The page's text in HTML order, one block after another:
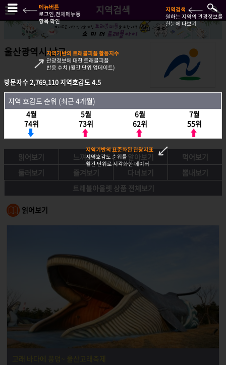
지역검색
울산광역시 남구
방문자수2,769,110지역호감도4.5
지역호감도 순위 (최근 4개월)
4월
74위
5월
73위
6월
62위
7월
55위
읽어보기 느껴보기 알아보기
먹어보기
둘러보기
즐겨보기 다녀보기
뽐내보기
트래블아울렛 상품 전체보기
읽어보기
고래 바다에 풍덩~ 울산고래축제
방문자수2,769,110지역호감도4.5
지역 호감도 순위 (최근 4개월)
4월
74위
5월
73위
6월
62위
7월
55위
메뉴버튼
로그인,전체메뉴등
항목 확인
지역검색
원하는 지역의 관광정보를
한눈에 다보기
지역기반의 트래블피플 활동지수
관광정보에 대한 트래블피플
반응 수치 (월간 단위 업데이트)
지역기반의 표준화된 관광지표
지역호감도 순위를
월간 단위로 시각화한 데이터